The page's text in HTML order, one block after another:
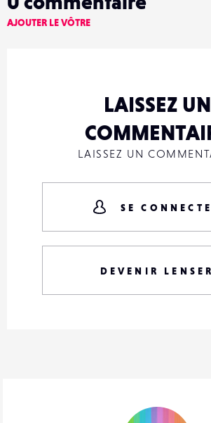
AJOUTER LE VÔTRE
LAISSEZ UN
LAISSEZ UN
SE
DEVENIR LENSER